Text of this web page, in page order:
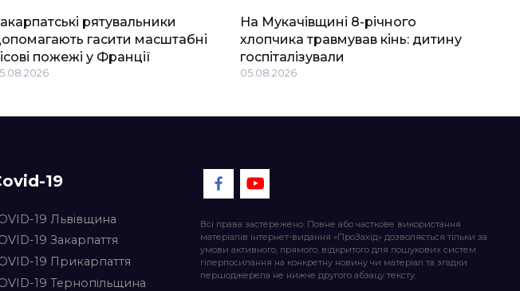
рятувальники
гасити масштабні
пожежі у Франції
На Мукачівщині 8-річного
хлопчика травмував кінь: дитину
госпіталізували
05.08.2026
19
19 Львівщина
19 Закарпаття
19 Прикарпаття
19 Тернопільщина
Всі права застережено. Повне або часткове використання
матеріалів інтернет-видання «ПроЗахід» дозволяється тільки за
умови активного, прямого, відкритого для пошукових систем
гіперпосилання на конкретну новину чи матеріал та згадки
першоджерела не нижче другого абзацу тексту.